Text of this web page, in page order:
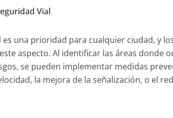
Vial
es una prioridad para cualquier ciudad, y
aspecto. Al identificar las áreas donde
se pueden implementar medidas
la mejora de la señalización, o el